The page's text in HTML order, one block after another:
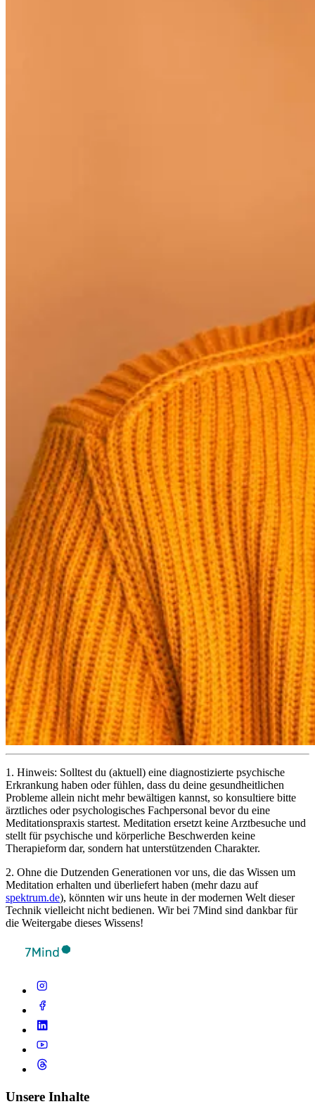
1. Hinweis: Solltest du (aktuell) eine diagnostizierte psychische
Erkrankung haben oder fühlen, dass du deine gesundheitlichen
Probleme allein nicht mehr bewältigen kannst, so konsultiere bitte
ärztliches oder psychologisches Fachpersonal bevor du eine
Meditationspraxis startest. Meditation ersetzt keine Arztbesuche und
stellt für psychische und körperliche Beschwerden keine
Therapieform dar, sondern hat unterstützenden Charakter.
2. Ohne die Dutzenden Generationen vor uns, die das Wissen um
Meditation erhalten und überliefert haben (mehr dazu auf
spektrum.de), könnten wir uns heute in der modernen Welt dieser
Technik vielleicht nicht bedienen. Wir bei 7Mind sind dankbar für
die Weitergabe dieses Wissens!
Unsere Inhalte